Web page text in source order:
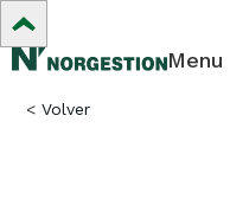
Menu
< Volver